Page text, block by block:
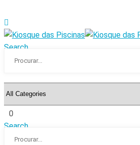
Search
0
Search